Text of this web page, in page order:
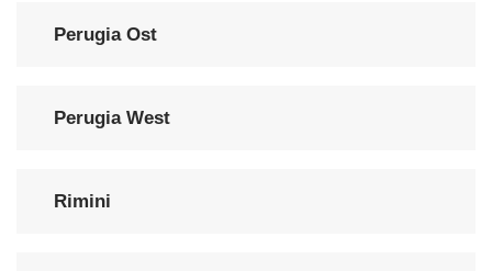
Perugia Ost
Perugia West
Rimini